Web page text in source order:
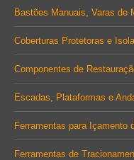
windowwindowwindow
Bastões Manuais, Varas de
Coberturas Protetoras e
Componentes de
Escadas, Plataformas e
Ferramentas para Içamento
Ferramentas de